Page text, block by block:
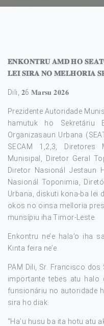
𝐄𝐍𝐊𝐎𝐍𝐓𝐑𝐔 𝐀𝐌𝐃 𝐇𝐎
𝐋𝐄𝐈 𝐒𝐈𝐑𝐀 𝐍𝐎 𝐌𝐄𝐋𝐇𝐎𝐑𝐈𝐀
Dili, 𝟐6 𝐌𝐚𝐫𝐬𝐮 𝟐𝟎𝟐𝟔
Prezidente Autoridade
hamutuk ho Sekretáriu
Organizasaun Urbana
SECAM 1,2,3, Diretores
Munisipal, Diretor Geral
Diretor Nasionál Jestaun
Nasionál Toponimia,
Urbana, diskuti kona-ba lei
okos no oinsa melloria
munsípiu iha Timor-Leste.
Enkontru ne’e hala’o iha
Kinta feira ne’e.
PAM Dili, Sr. Francisco dos
importante tebes atu halo
funsionáriu no autoridade
sira ho diak.
“Ha’u husu ba ita hotu atu